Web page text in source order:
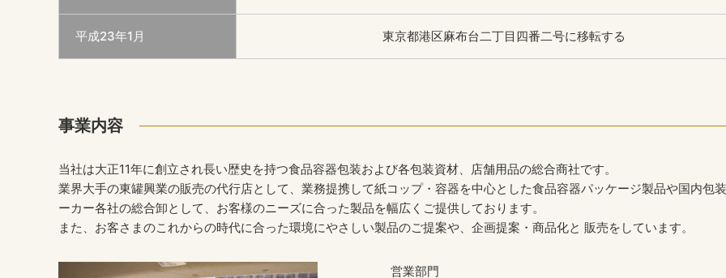
平成23年1月 東京都港区麻布台二丁目四番二号に移転する
事業内容
当社は大正11年に創立され長い歴史を持つ食品容器包装および各包装資材、店舗用品の総合商社です。
業界大手の東罐興業の販売の代行店として、業務提携して紙コップ・容器を中心とした食品容器パッケージ製品や国内包
ーカー各社の総合卸として、お客様のニーズに合った製品を幅広くご提供しております。
また、お客さまのこれからの時代に合った環境にやさしい製品のご提案や、企画提案・商品化と 販売をしています。
営業部門